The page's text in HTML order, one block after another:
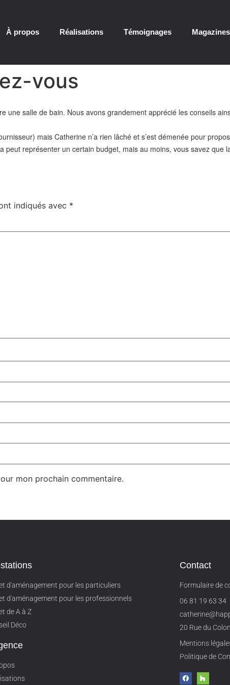
À propos Réalisations Témoignages Magazines
vous
une salle de bain. Nous avons grandement apprécié les conseils
mais Catherine n’a rien lâché et s’est démenée pour
représenter un certain budget, mais au moins, vous savez que
indiqués avec *
mon prochain commentaire.
d'aménagement pour les particuliers
d'aménagement pour les professionnels
de A à Z
Déco
Contact
Formulaire de
06 81 19 63 34
20 Rue du
Mentions
Politique de